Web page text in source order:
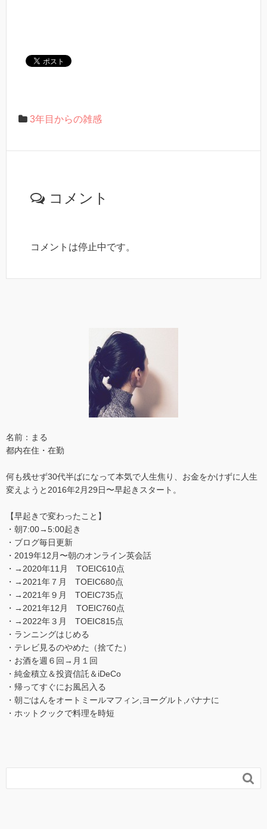
3年目からの雑感
コメント
コメントは停止中です。
名前：まる
都内在住・在勤
何も残せず30代半ばになって本気で人生焦り、お金をかけずに人生
変えようと2016年2月29日〜早起きスタート。
【早起きで変わったこと】
・朝7:00→5:00起き
・ブログ毎日更新
・2019年12月〜朝のオンライン英会話
・→2020年11月 TOEIC610点
・→2021年７月 TOEIC680点
・→2021年９月 TOEIC735点
・→2021年12月 TOEIC760点
・→2022年３月 TOEIC815点
・ランニングはじめる
・テレビ見るのやめた（捨てた）
・お酒を週６回→月１回
・純金積立＆投資信託＆iDeCo
・帰ってすぐにお風呂入る
・朝ごはんをオートミールマフィン,ヨーグルト,バナナに
・ホットクックで料理を時短
